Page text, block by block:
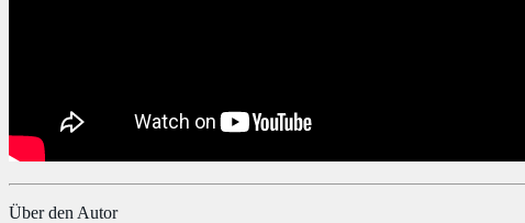
Über den Autor